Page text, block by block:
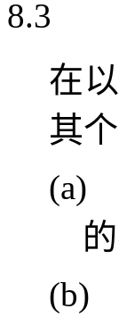
8.3
在
其
(a)
(b)